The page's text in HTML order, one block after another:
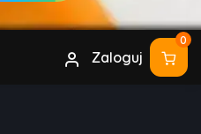
Zaloguj
0